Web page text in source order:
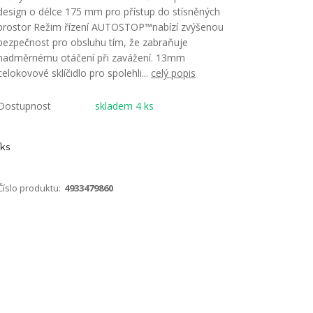
o délce 175 mm pro přístup do stísněných
Režim řízení AUTOSTOP™nabízí zvýšenou
pro obsluhu tím, že zabraňuje
otáčení při zavážení. 13mm
sklíčidlo pro spolehli... celý popis
skladem 4 ks
ks
produktu: 4933479860